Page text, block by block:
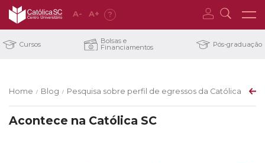
A- A+ ?
Cursos Bolsas e
Financiamentos Pós-graduação
Home / Blog / Pesquisa sobre perfil de egressos da Católica de
Acontece na Católica SC